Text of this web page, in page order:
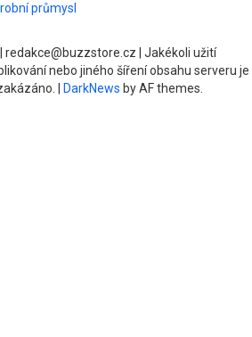
průmysl
| Jakékoli užití
nebo jiného šíření obsahu serveru je
DarkNews by AF themes.